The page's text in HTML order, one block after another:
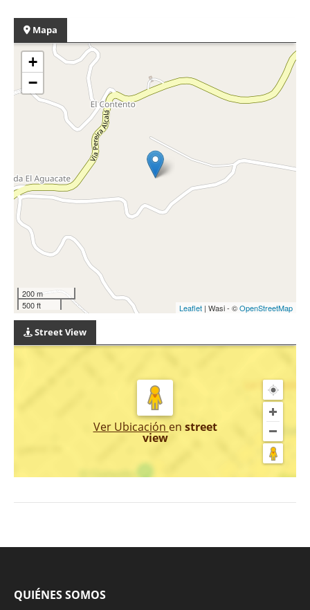
Mapa
+
−
200 m
500 ft
Leaflet | Wasi - ©OpenStreetMap
Street View
Ver Ubicación en street
view
QUIÉNES SOMOS